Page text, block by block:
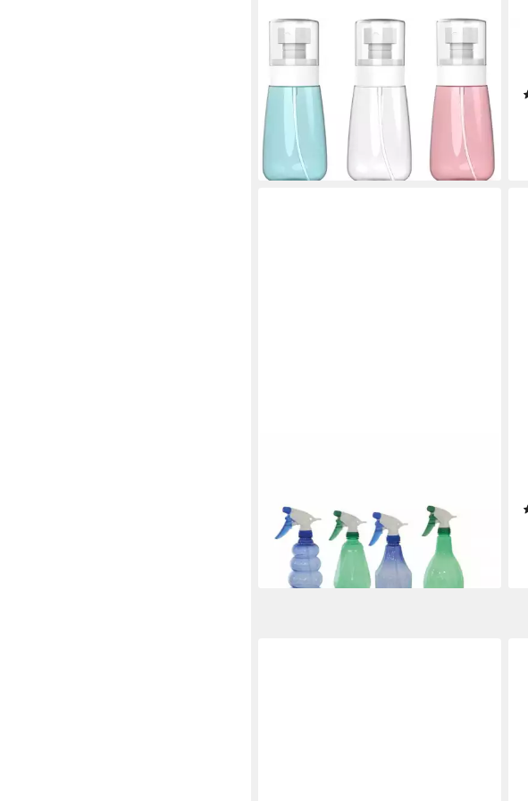
Sprühflasche 3x 60ml Klein
Spray Bottle Set, (1-tlg)
17,99 €
UVP 22,99 €
-22%
lieferbar in 3 Wochen
1,95 €
lieferbar - in 9-11 Werktagen bei dir